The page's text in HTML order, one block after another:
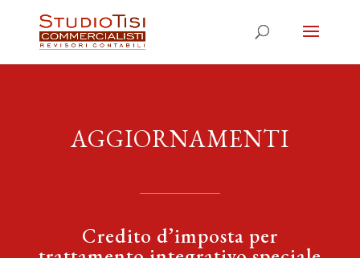
AGGIORNAMENTI
Credito d’imposta per